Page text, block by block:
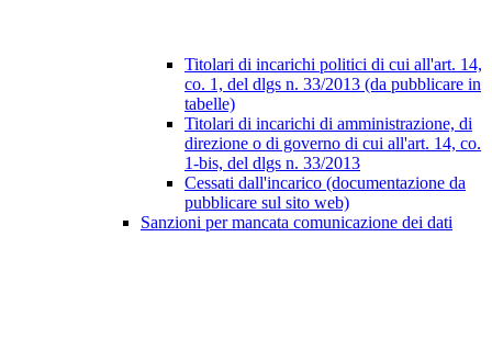
Titolari di incarichi politici di cui all'art. 14,
co. 1, del dlgs n. 33/2013 (da pubblicare in
tabelle)
Titolari di incarichi di amministrazione, di
direzione o di governo di cui all'art. 14, co.
1-bis, del dlgs n. 33/2013
Cessati dall'incarico (documentazione da
pubblicare sul sito web)
Sanzioni per mancata comunicazione dei dati